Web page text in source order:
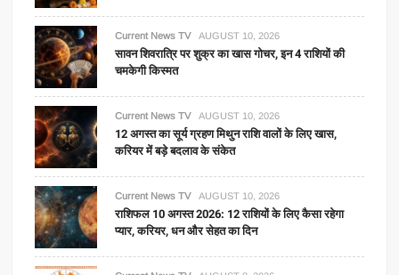
Current News TV AUGUST 10, 2026
सावन शिवरात्रि पर शुक्र का खास गोचर, इन 4 राशियों की
चमकेगी किस्मत
Current News TV AUGUST 10, 2026
12 अगस्त का सूर्य ग्रहण मिथुन राशि वालों के लिए खास,
करियर में बड़े बदलाव के संकेत
Current News TV AUGUST 10, 2026
राशिफल 10 अगस्त 2026: 12 राशियों के लिए कैसा रहेगा
प्यार, करियर, धन और सेहत का दिन